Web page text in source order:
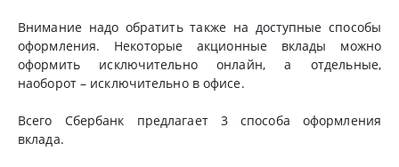
Внимание надо обратить также на доступные способы
оформления. Некоторые акционные вклады можно
оформить исключительно онлайн, а отдельные,
наоборот – исключительно в офисе.
Всего Сбербанк предлагает 3 способа оформления
вклада.